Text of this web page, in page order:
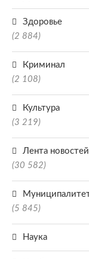
Здоровье
(2 884)
Криминал
(2 108)
Культура
(3 219)
Лента новостей
(30 582)
(5 845)
Наука